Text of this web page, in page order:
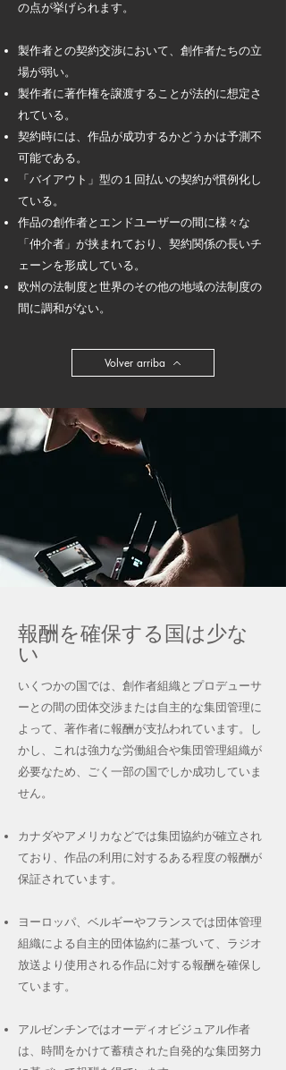
の点が挙げられます。
製作者との契約交渉において、創作者たちの立
場が弱い。
製作者に著作権を譲渡することが法的に想定さ
れている。
契約時には、作品が成功するかどうかは予測不
可能である。
「バイアウト」型の１回払いの契約が慣例化し
ている。
作品の創作者とエンドユーザーの間に様々な
「仲介者」が挟まれており、契約関係の長いチ
ェーンを形成している。
欧州の法制度と世界のその他の地域の法制度の
間に調和がない。
Volver arriba
報酬を確保する国は少な
い
いくつかの国では、創作者組織とプロデューサ
ーとの間の団体交渉または自主的な集団管理に
よって、著作者に報酬が支払われています。し
かし、これは強力な労働組合や集団管理組織が
必要なため、ごく一部の国でしか成功していま
せん。
カナダやアメリカなどでは集団協約が確立され
ており、作品の利用に対するある程度の報酬が
保証されています。
ヨーロッパ、ベルギーやフランスでは団体管理
組織による自主的団体協約に基づいて、ラジオ
放送より使用される作品に対する報酬を確保し
ています。
アルゼンチンではオーディオビジュアル作者
は、時間をかけて蓄積された自発的な集団努力